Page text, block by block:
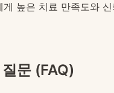
게 높은 치료 만족도와
문 (FAQ)